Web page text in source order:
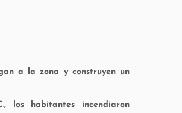
a la zona y construyen un
los habitantes incendiaron